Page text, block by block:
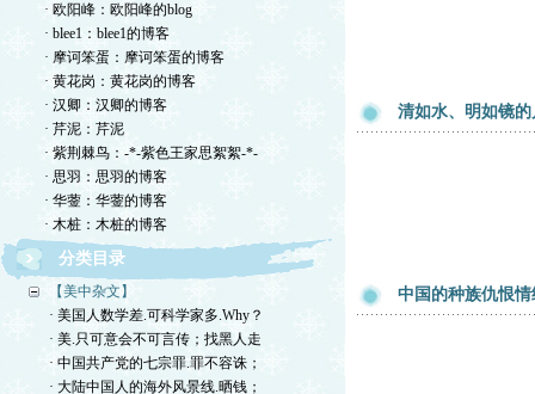
· 欧阳峰：欧阳峰的blog
· blee1：blee1的博客
· 摩诃笨蛋：摩诃笨蛋的博客
· 黄花岗：黄花岗的博客
· 汉卿：汉卿的博客
· 芹泥：芹泥
· 紫荆棘鸟：-*-紫色王家思絮絮-*-
· 思羽：思羽的博客
· 华蓥：华蓥的博客
· 木桩：木桩的博客
分类目录
【美中杂文】
· 美国人数学差.可科学家多.Why？
· 美.只可意会不可言传；找黑人走
· 中国共产党的七宗罪.罪不容诛；
· 大陆中国人的海外风景线.晒钱；
清如水、明如镜
中国的种族仇恨情